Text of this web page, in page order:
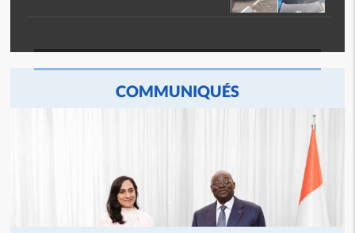
COMMUNIQUÉS